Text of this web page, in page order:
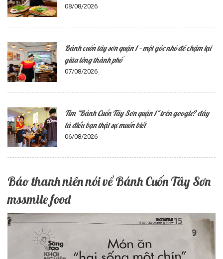
08/08/2026
Bánh cuốn tây sơn quận 1 – một góc nhỏ để chậm lại
giữa lòng thành phố
07/08/2026
Tìm "Bánh Cuốn Tây Sơn quận 1" trên google? đây
là điều bạn thật sự muốn biết
06/08/2026
Báo thanh niên nói về Bánh Cuốn Tây Sơn
mssmile food